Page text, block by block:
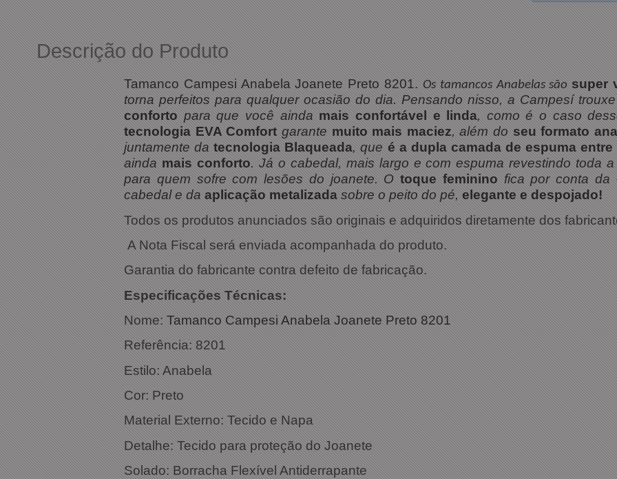
Descrição do Produto
Tamanco Campesi Anabela Joanete Preto 8201.Os tamancos Anabelas sãosuper
torna perfeitos para qualquer ocasião do dia. Pensando nisso, a Campesí
confortopara que você aindamais confortável e linda, como é o caso
tecnologia EVA Comfortgarantemuito mais maciez, além doseu formato
juntamente datecnologia Blaqueada, queé a dupla camada de espuma
aindamais conforto. Já o cabedal, mais largo e com espuma revestindo toda
para quem sofre com lesões do joanete. Otoque femininofica por conta da
cabedal e daaplicação metalizadasobre o peito do pé,elegante e despojado!
Todos os produtos anunciados são originais e adquiridos diretamente dos
A Nota Fiscal será enviada acompanhada do produto.
Garantia do fabricante contra defeito de fabricação.
Especificações Técnicas:
Nome:Tamanco Campesi Anabela Joanete Preto 8201
Referência: 8201
Estilo: Anabela
Cor: Preto
Material Externo: Tecido e Napa
Detalhe: Tecido para proteção do Joanete
Solado: Borracha Flexível Antiderrapante